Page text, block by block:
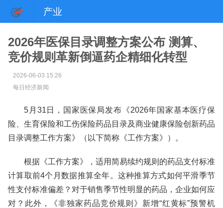
产业
2026年医保目录调整方案公布 测算、
竞价规则革新倒逼药企精细化转型
2026-06-03 15:26
每日经济新闻
5月31日，国家医保局发布《2026年国家基本医疗保
险、生育保险和工伤保险药品目录及商业健康保险创新药品
目录调整工作方案》（以下简称《工作方案》）。
根据《工作方案》，适用简易续约规则的药品支付标准
计算取前4个月数据推算全年。这种推算方式如何平滑季节
性支付标准偏差？对于销售季节性明显的药品，企业如何应
对？此外，《非独家药品竞价规则》新增“红黄标”预警机